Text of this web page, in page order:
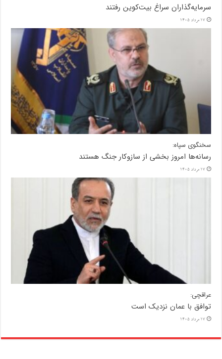
سرمایه‌گذاران سراغ بیت‌کوین رفتند
17 مرداد 1405
سخنگوی سپاه:
رسانه‌ها امروز بخشی از سازوکار جنگ هستند
17 مرداد 1405
عراقچی:
توافق با عمان نزدیک است
17 مرداد 1405